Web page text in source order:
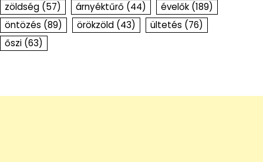
zöldség (57) árnyéktűrő (44) évelők (189)
öntözés (89) örökzöld (43) ültetés (76)
őszi (63)